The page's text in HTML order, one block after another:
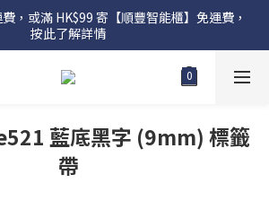
，或滿 HK$99 寄【順豐智能櫃】免運費，
按此了解詳情
藍底黑字 (9mm) 標籤
帶